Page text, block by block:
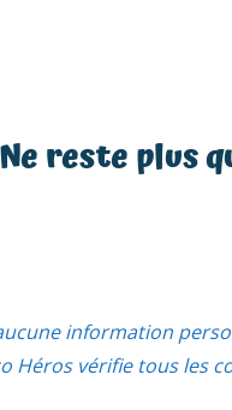
reste plus
information
Héros vérifie tous